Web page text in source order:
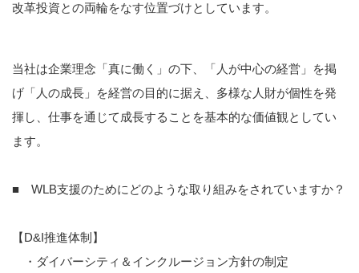
改革投資との両輪をなす位置づけとしています。
当社は企業理念「真に働く」の下、「人が中心の経営」を掲
げ「人の成長」を経営の目的に据え、多様な人財が個性を発
揮し、仕事を通じて成長することを基本的な価値観としてい
ます。
■ WLB支援のためにどのような取り組みをされていますか？
【D&I推進体制】
・ダイバーシティ＆インクルージョン方針の制定